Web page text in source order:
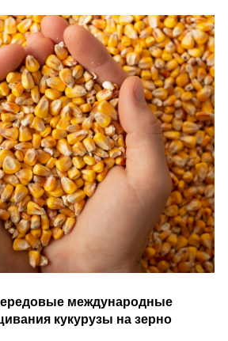
международные
кукурузы на зерно